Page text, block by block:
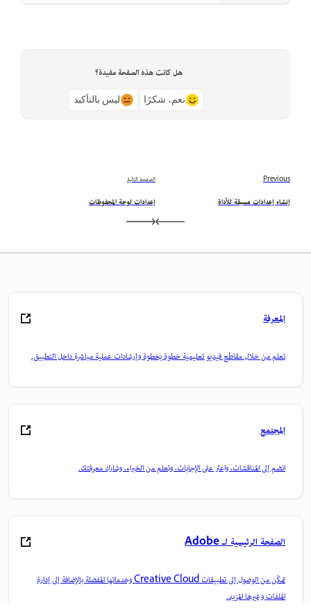
هل كانت هذه الصفحة مفيدة؟
نعم، شكرًا ليس بالتأكيد
Previous
إنشاء إعدادات مسبقة للأداة
الصفحة التالية
إعدادات لوحة المحفوظات
المعرفة
تعلم من خلال مقاطع فيديو تعليمية خطوة بخطوة وإرشادات عملية مباشرة داخل التطبيق.
المجتمع
انضم إلى المناقشات، واعثر على الإجابات، وتعلم من الخبراء، وشارك معرفتك.
الصفحة الرئيسية لـ Adobe
تمكّن من الوصول إلى تطبيقات Creative Cloud وخدماتها المفضلة بالإضافة إلى إدارة
الملفات وغيرها المزيد.